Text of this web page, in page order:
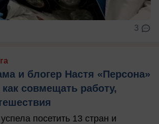
3
и блогер Настя «Персона»
как совмещать работу,
посетить 13 стран и